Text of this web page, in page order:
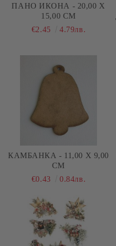
ПАНО ИКОНА - 20,00 Х
15,00 СМ
€2.45
4.79лв.
КАМБАНКА - 11,00 Х 9,00
СМ
€0.43
0.84лв.